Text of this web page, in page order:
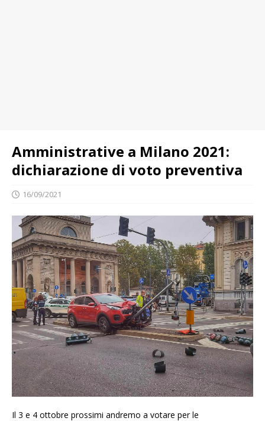
Amministrative a Milano 2021:
dichiarazione di voto preventiva
16/09/2021
Il 3 e 4 ottobre prossimi andremo a votare per le